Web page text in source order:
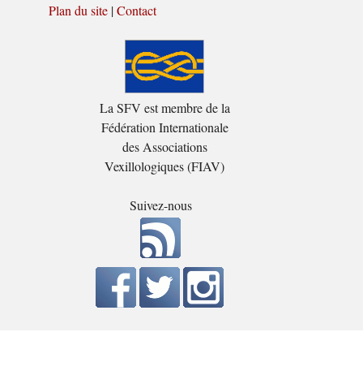
Plan du site|Contact
La SFV est membre de la
Fédération Internationale
des Associations
Vexillologiques (FIAV)
Suivez-nous